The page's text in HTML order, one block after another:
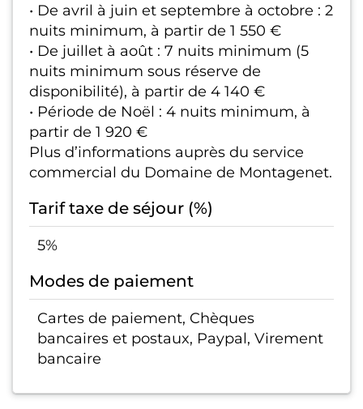
• De avril à juin et septembre à octobre : 2
nuits minimum, à partir de 1 550 €
• De juillet à août : 7 nuits minimum (5
nuits minimum sous réserve de
disponibilité), à partir de 4 140 €
• Période de Noël : 4 nuits minimum, à
partir de 1 920 €
Plus d’informations auprès du service
commercial du Domaine de Montagenet.
Tarif taxe de séjour (%)
5%
Modes de paiement
Cartes de paiement, Chèques
bancaires et postaux, Paypal, Virement
bancaire